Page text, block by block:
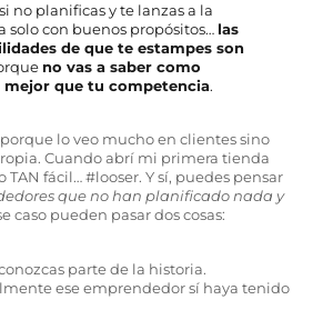
no planificas y te lanzas a la
solo con buenos propósitos… las
de que te estampes son
no vas a saber como
mejor que tu competencia.
lo veo mucho en clientes sino
Cuando abrí mi primera tienda
TAN fácil… #looser. Y sí, puedes pensar
que no han planificado nada y
caso pueden pasar dos cosas:
parte de la historia.
ese emprendedor sí haya tenido